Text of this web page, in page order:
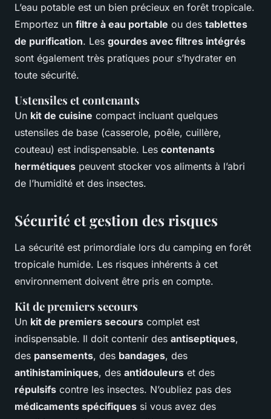
L’eau potable est un bien précieux en forêt tropicale.
Emportez un filtre à eau portable ou des tablettes
de purification. Les gourdes avec filtres intégrés
sont également très pratiques pour s’hydrater en
toute sécurité.
Ustensiles et contenants
Un kit de cuisine compact incluant quelques
ustensiles de base (casserole, poêle, cuillère,
couteau) est indispensable. Les contenants
hermétiques peuvent stocker vos aliments à l’abri
de l’humidité et des insectes.
Sécurité et gestion des risques
La sécurité est primordiale lors du camping en forêt
tropicale humide. Les risques inhérents à cet
environnement doivent être pris en compte.
Kit de premiers secours
Un kit de premiers secours complet est
indispensable. Il doit contenir des antiseptiques,
des pansements, des bandages, des
antihistaminiques, des antidouleurs et des
répulsifs contre les insectes. N’oubliez pas des
médicaments spécifiques si vous avez des